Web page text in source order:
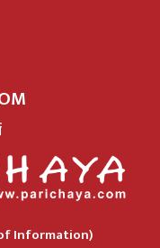
Information)